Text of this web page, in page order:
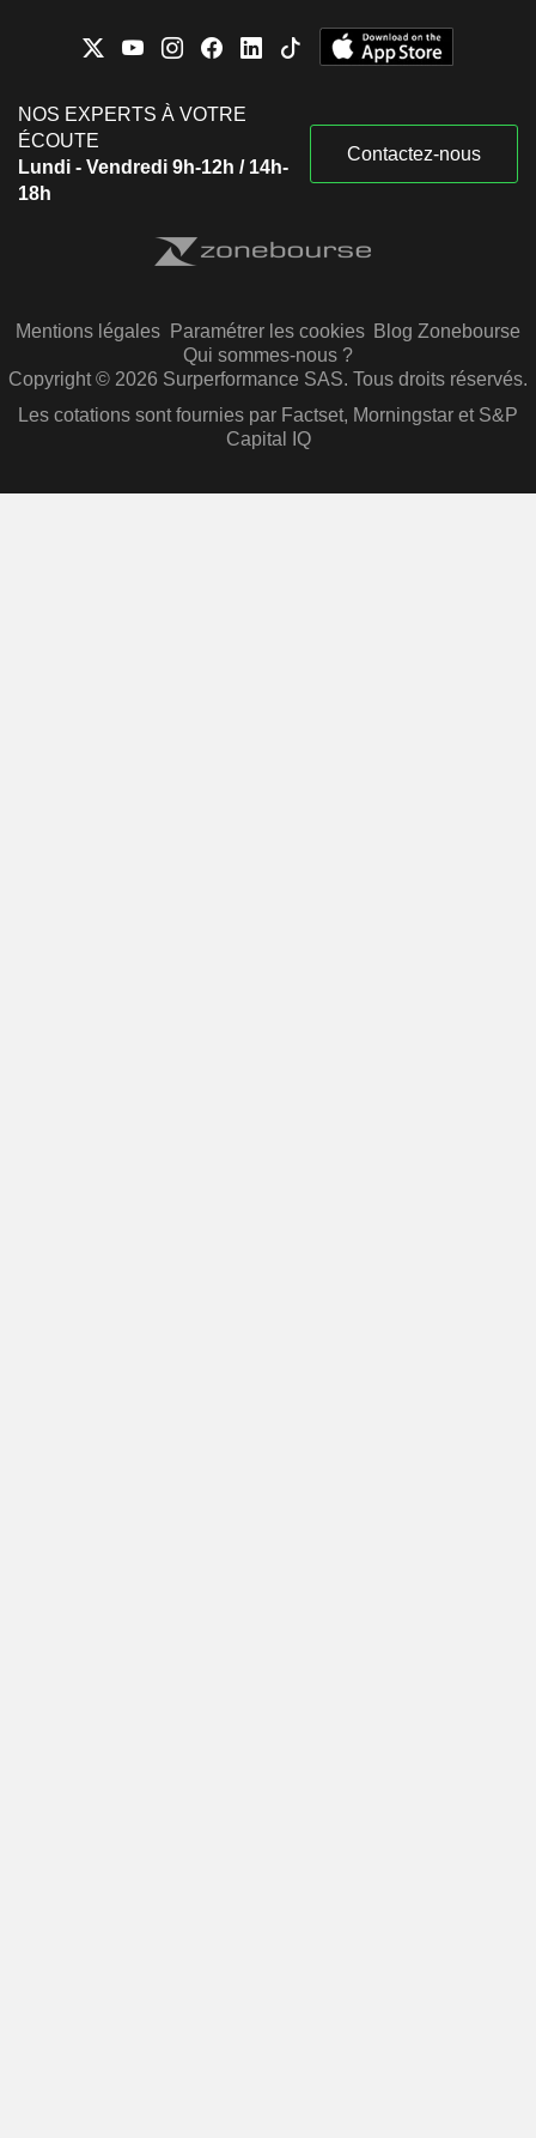
NOS EXPERTS À VOTRE
ÉCOUTE
Lundi - Vendredi 9h-12h / 14h-
18h
Contactez-nous
Mentions légales Paramétrer les cookies Blog Zonebourse
Qui sommes-nous ?
Copyright © 2026 Surperformance SAS. Tous droits réservés.
Les cotations sont fournies par Factset, Morningstar et S&P
Capital IQ